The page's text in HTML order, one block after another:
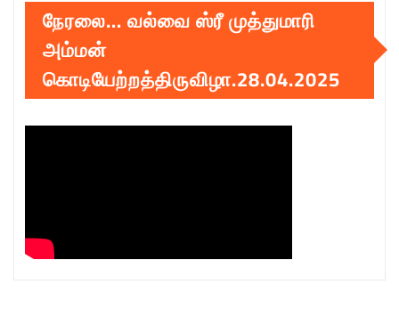
நேரலை… வல்வை ஸ்ரீ முத்துமாரி
அம்மன்
கொடியேற்றத்திருவிழா.28.04.2025